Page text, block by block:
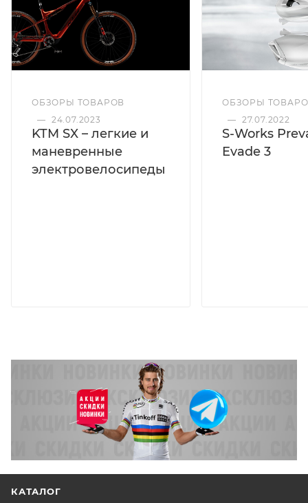
ОБЗОРЫ ТОВАРОВ
— 24.07.2023
KTM SX – легкие и
маневренные
электровелосипеды
ОБЗОРЫ
— 27.07.2022
S-Works
Evade 3
КАТАЛОГ